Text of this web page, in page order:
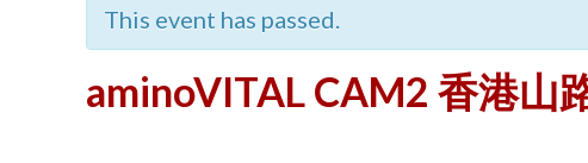
This event has passed.
aminoVITAL CAM2 香港山